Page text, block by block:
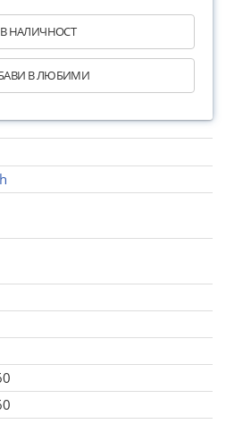
В НАЛИЧНОСТ
В ЛЮБИМИ